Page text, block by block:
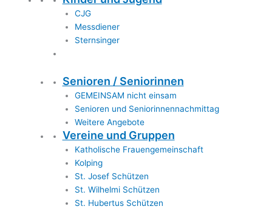
CJG
Messdiener
Sternsinger
Senioren / Seniorinnen
GEMEINSAM nicht einsam
Senioren und Seniorinnennachmittag
Weitere Angebote
Vereine und Gruppen
Katholische Frauengemeinschaft
Kolping
St. Josef Schützen
St. Wilhelmi Schützen
St. Hubertus Schützen